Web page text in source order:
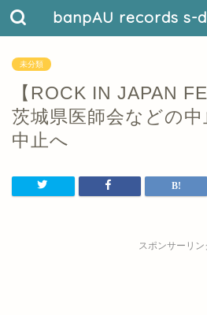
banpAU records s-
未分類
【ROCK IN JAPAN
茨城県医師会などの
中止へ
スポンサーリン